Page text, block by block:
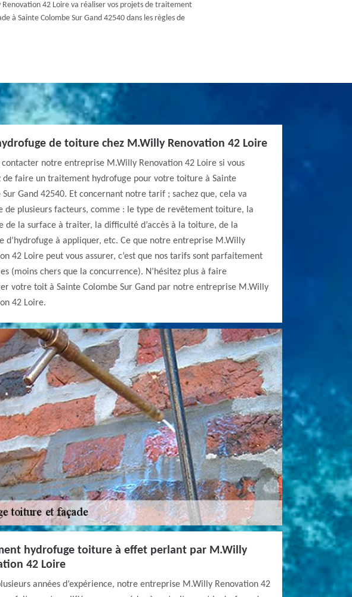
42 Loire va réaliser vos projets de traitement
à Sainte Colombe Sur Gand 42540 dans les règles de
de toiture chez M.Willy Renovation 42 Loire
contacter notre entreprise M.Willy Renovation 42 Loire si vous
de faire un traitement hydrofuge pour votre toiture à Sainte
Sur Gand 42540. Et concernant notre tarif ; sachez que, cela va
de plusieurs facteurs, comme : le type de revêtement toiture, la
de la surface à traiter, la difficulté d’accès à la toiture, de la
d’hydrofuge à appliquer, etc. Ce que notre entreprise M.Willy
42 Loire peut vous assurer, c’est que nos tarifs sont parfaitement
(moins chers que la concurrence). N’hésitez plus à faire
votre toit à Sainte Colombe Sur Gand par notre entreprise M.Willy
42 Loire.
hydrofuge toiture à effet perlant par M.Willy
42 Loire
années d’expérience, notre entreprise M.Willy Renovation 42